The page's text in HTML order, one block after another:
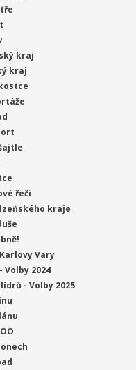
kraj
kraj
řeči
kraje
Vary
2024
- Volby 2025